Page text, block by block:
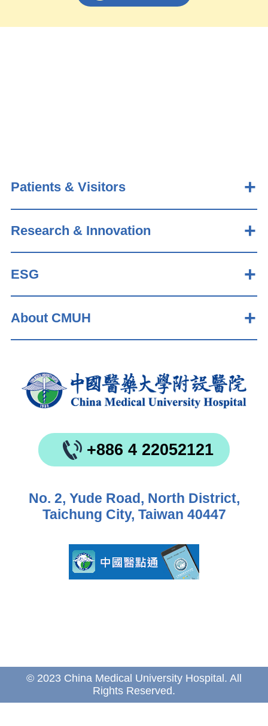
Patients & Visitors
Research & Innovation
ESG
About CMUH
+886 4 22052121
No. 2, Yude Road, North District,
Taichung City, Taiwan 40447
© 2023 China Medical University Hospital. All
Rights Reserved.